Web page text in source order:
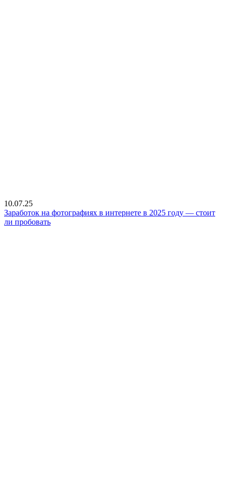
10.07.25
Заработок на фотографиях в интернете в 2025 году — стоит
ли пробовать